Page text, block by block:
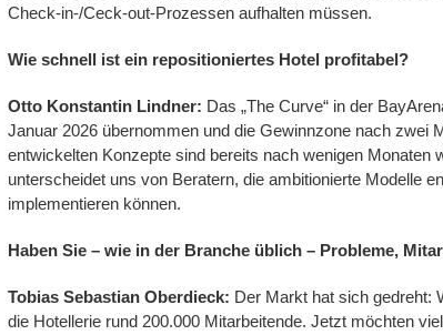
Check-in-/Ceck-out-Prozessen aufhalten müssen.
Wie schnell ist ein repositioniertes Hotel profitabel?
Otto Konstantin Lindner: Das „The Curve“ in der
Januar 2026 übernommen und die Gewinnzone nach zwei
entwickelten Konzepte sind bereits nach wenigen Monaten
unterscheidet uns von Beratern, die ambitionierte Modelle
implementieren können.
Haben Sie – wie in der Branche üblich – Probleme,
Tobias Sebastian Oberdieck: Der Markt hat sich gedreht:
die Hotellerie rund 200.000 Mitarbeitende. Jetzt möchten